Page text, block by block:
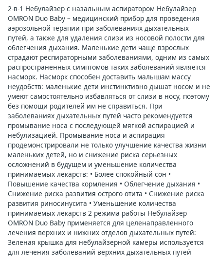
2-в-1 Небулайзер с назальным аспиратором Небулайзер
OMRON Duo Baby – медицинский прибор для проведения
аэрозольной терапии при заболеваниях дыхательных
путей, а также для удаления слизи из носовой полости для
облегчения дыхания. Маленькие дети чаще взрослых
страдают респираторными заболеваниями, одним из самых
распространенных симптомов таких заболеваний является
насморк. Насморк способен доставить малышам массу
неудобств: маленькие дети инстинктивно дышат носом и не
умеют самостоятельно избавляться от слизи в носу, поэтому
без помощи родителей им не справиться. При
заболеваниях дыхательных путей часто рекомендуется
промывание носа с последующей мягкой аспирацией и
небулизацией. Промывание носа и аспирация
продемонстрировали не только улучшение качества жизни
маленьких детей, но и снижение риска серьезных
осложнений в будущем и уменьшение количества
принимаемых лекарств: • Более спокойный сон •
Повышение качества кормления • Облегчение дыхания •
Снижение риска развития острого отита • Снижение риска
развития риносинусита • Уменьшение количества
принимаемых лекарств 2 режима работы Небулайзер
OMRON Duo Baby применяется для целенаправленного
лечения верхних и нижних отделов дыхательных путей:
Зеленая крышка для небулайзерной камеры используется
для лечения заболеваний верхних дыхательных путей